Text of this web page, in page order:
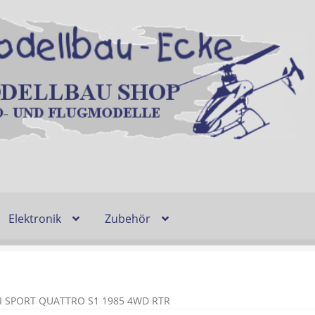
Elektronik Zubehör
Lieferzeit & VerfügbarkeitGutschein
SPORT QUATTRO S1 1985 4WD RTR